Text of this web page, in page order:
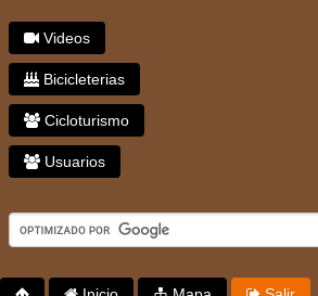
Videos
Bicicleterias
Cicloturismo
Usuarios